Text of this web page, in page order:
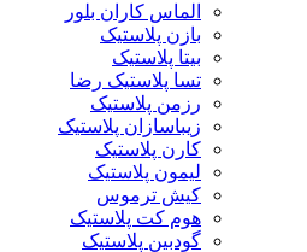
الماس کاران بلور
بازن پلاستیک
بیتا پلاستیک
تسا پلاستیک رضا
رزمن پلاستیک
زیباسازان پلاستیک
کارن پلاستیک
لیمون پلاستیک
کیش ترموس
هوم کت پلاستیک
گودبین پلاستیک